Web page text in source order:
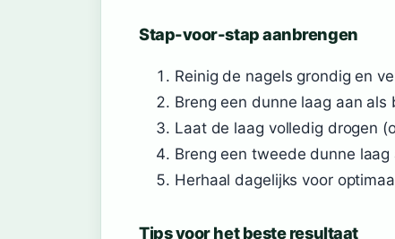
Stap-voor-stap aanbrengen
Reinig de nagels grondig en
Breng een dunne laag aan
Laat de laag volledig drogen
Breng een tweede dunne
Herhaal dagelijks voor
Tips voor het beste resultaat